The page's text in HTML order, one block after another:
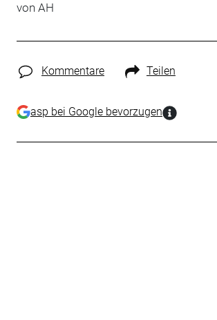
von AH
Kommentare Teilen
asp bei Google bevorzugen